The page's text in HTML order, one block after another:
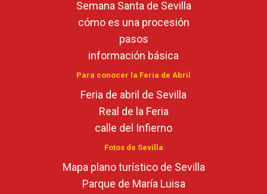
Semana Santa de Sevilla
cómo es una procesión
pasos
información básica
Para conocer la Feria de Abril
Feria de abril de Sevilla
Real de la Feria
calle del Infierno
Fotos de Sevilla
Mapa plano turístico de Sevilla
Parque de María Luisa